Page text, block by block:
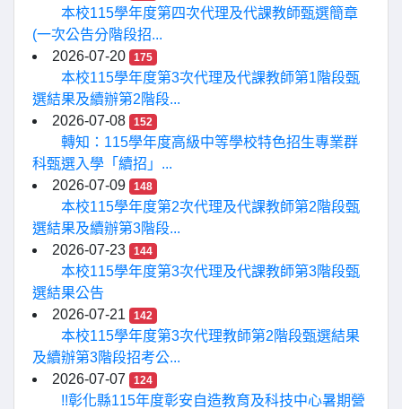
本校115學年度第四次代理及代課教師甄選簡章
(一次公告分階段招...
2026-07-20
175
本校115學年度第3次代理及代課教師第1階段甄
選結果及續辦第2階段...
2026-07-08
152
轉知：115學年度高級中等學校特色招生專業群
科甄選入學「續招」...
2026-07-09
148
本校115學年度第2次代理及代課教師第2階段甄
選結果及續辦第3階段...
2026-07-23
144
本校115學年度第3次代理及代課教師第3階段甄
選結果公告
2026-07-21
142
本校115學年度第3次代理教師第2階段甄選結果
及續辦第3階段招考公...
2026-07-07
124
!!彰化縣115年度彰安自造教育及科技中心暑期營